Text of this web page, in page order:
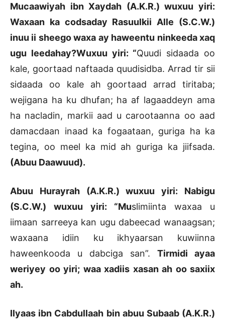
Mucaawiyah ibn Xaydah (A.K.R.) wuxuu yiri:
Waxaan ka codsaday Rasuulkii Alle (S.C.W.)
inuu ii sheego waxa ay haweentu ninkeeda xaq
ugu leedahay?Wuxuu yiri: “Quudi sidaada oo
kale, goortaad naftaada quudisidba. Arrad tir sii
sidaada oo kale ah goortaad arrad tiritaba;
wejigana ha ku dhufan; ha af lagaaddeyn ama
ha nacladin, markii aad u carootaanna oo aad
damacdaan inaad ka fogaataan, guriga ha ka
tegina, oo meel ka mid ah guriga ka jiifsada.
(Abuu Daawuud).
Abuu Hurayrah (A.K.R.) wuxuu yiri: Nabigu
(S.C.W.) wuxuu yiri: “Muslimiinta waxaa u
iimaan sarreeya kan ugu dabeecad wanaagsan;
waxaana idiin ku ikhyaarsan kuwiinna
haweenkooda u dabciga san”. Tirmidi ayaa
weriyey oo yiri; waa xadiis xasan ah oo saxiix
ah.
Ilyaas ibn Cabdullaah bin abuu Subaab (A.K.R.)